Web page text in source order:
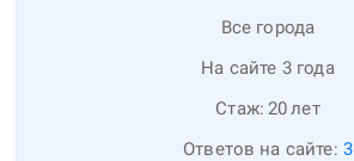
Все города
На сайте 3 года
Стаж: 20лет
Ответов на сайте: 3